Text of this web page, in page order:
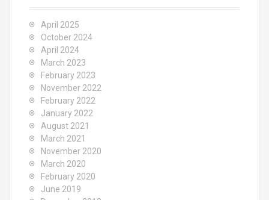
April 2025
October 2024
April 2024
March 2023
February 2023
November 2022
February 2022
January 2022
August 2021
March 2021
November 2020
March 2020
February 2020
June 2019